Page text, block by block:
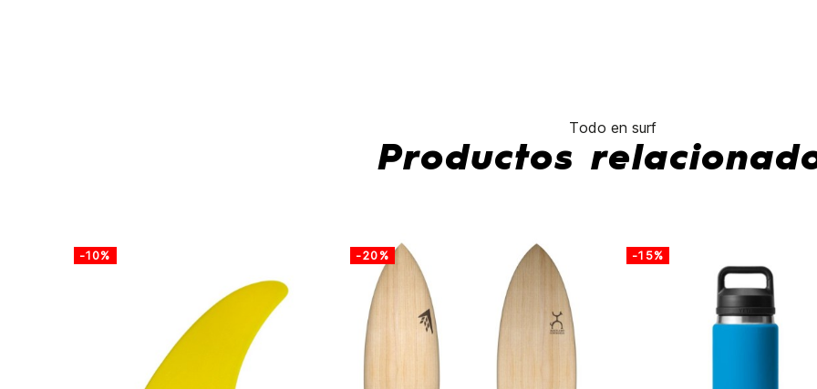
Todo en surf
Productos
-10% -20% -15%